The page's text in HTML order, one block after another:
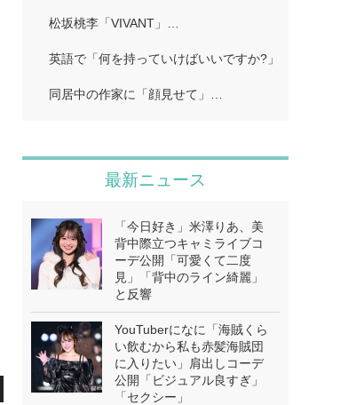
松坂桃李「VIVANT」…
英語で「何を持っていけばいいですか?」…
同居中の作家に「顔見せて」…
最新ニュース
「今日好き」米澤りあ、美
背中際立つキャミライブコ
ーデ公開「可愛くて二度
見」「背中のライン綺麗」
と反響
YouTuberになに「海賊くら
い飲むから私も赤髪海賊団
に入りたい」肩出しコーデ
公開「ビジュアル良すぎ」
「セクシー」